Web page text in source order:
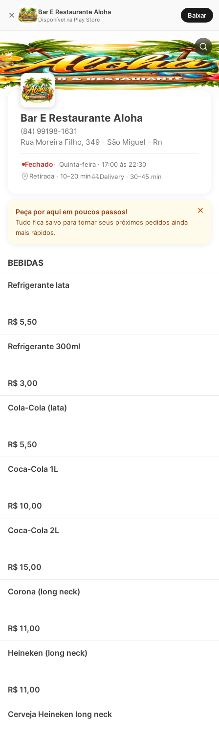
Bar E Restaurante Aloha
Disponível na Play Store
Baixar
Bar E Restaurante Aloha
(84) 99198-1631
Rua Moreira Filho, 349 - São Miguel - Rn
Fechado
Quinta-feira · 17:00 às 22:30
Retirada · 10–20 min
Delivery · 30–45 min
Peça por aqui em poucos passos!
Tudo fica salvo para tornar seus próximos pedidos ainda
mais rápidos.
BEBIDAS
Refrigerante lata
R$ 5,50
Refrigerante 300ml
R$ 3,00
Cola-Cola (lata)
R$ 5,50
Coca-Cola 1L
R$ 10,00
Coca-Cola 2L
R$ 15,00
Corona (long neck)
R$ 11,00
Heineken (long neck)
R$ 11,00
Cerveja Heineken long neck